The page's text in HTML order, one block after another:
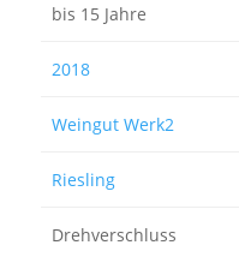
bis 15 Jahre
2018
Weingut Werk2
Riesling
Drehverschluss